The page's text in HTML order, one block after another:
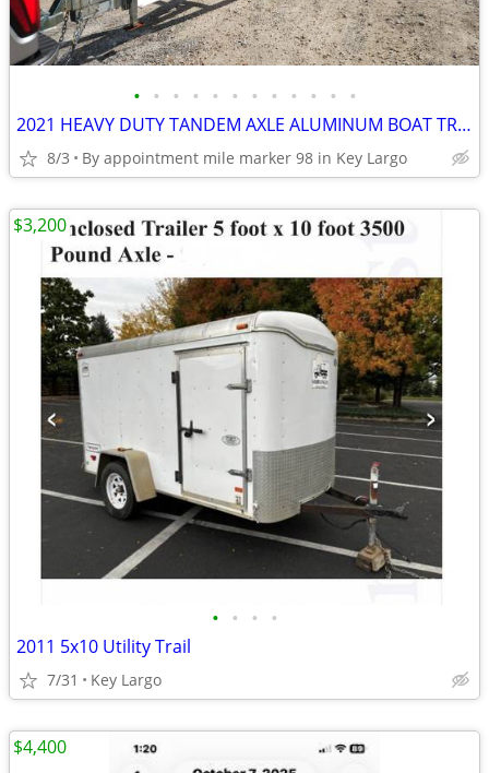
• • • • • • • • • • • •
2021 HEAVY DUTY TANDEM AXLE ALUMINUM BOAT TRAILER for 27-29' boat
8/3 By appointment mile marker 98 in Key Largo
• • • •
2011 5x10 Utility Trail
7/31 Key Largo
$3,200
$4,400